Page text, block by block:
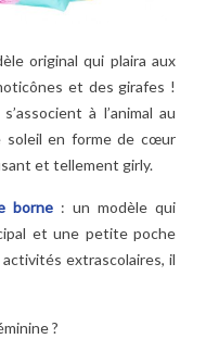
original qui plaira aux
et des girafes !
à l’animal au
soleil en forme de cœur
et tellement girly.
borne: un modèle qui
et une petite poche
extrascolaires, il
?